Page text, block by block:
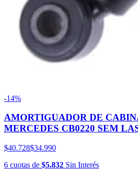
-14%
AMORTIGUADOR DE
MERCEDES CB0220 SEM
$40.728$34.990
6 cuotas de $5.832 Sin Interés